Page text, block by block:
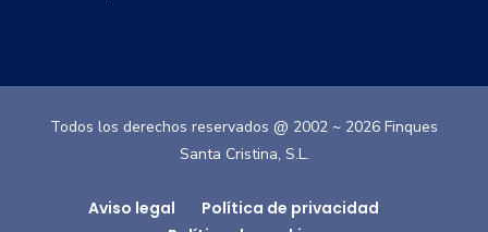
Todos los derechos reservados @ 2002 ~ 2026 Finques
Santa Cristina, S.L.
Aviso legal
Política de privacidad